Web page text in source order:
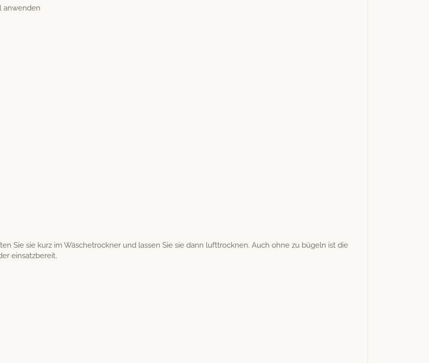
anwenden
Sie sie kurz im Wäschetrock­n­er und lassen Sie sie dann luft­trock­nen. Auch ohne zu bügeln ist die
einsatzbereit.